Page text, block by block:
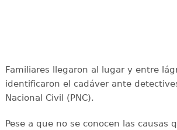
Familiares llegaron al lugar y entre
identificaron el cadáver ante
Nacional Civil (PNC).
Pese a que no se conocen las causas